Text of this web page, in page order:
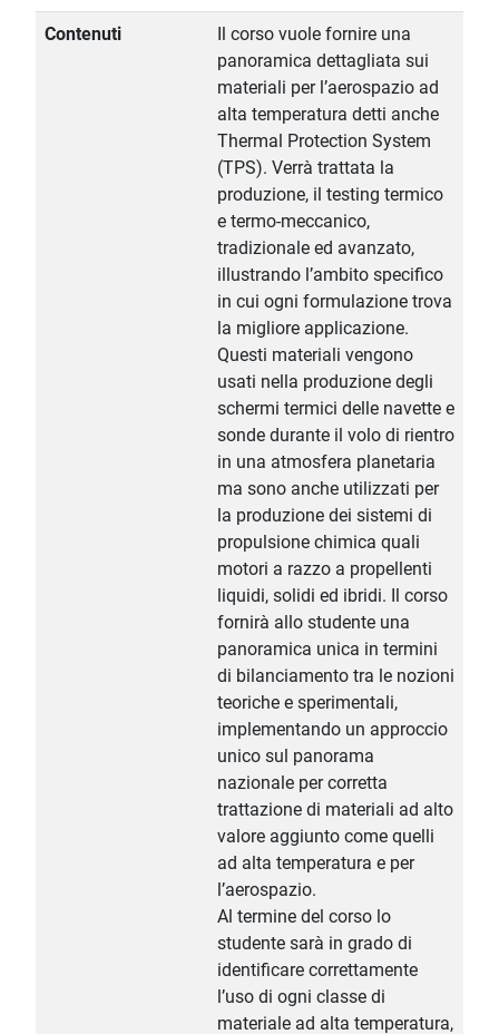
Contenuti
Il corso vuole fornire una
panoramica dettagliata sui
materiali per l’aerospazio ad
alta temperatura detti anche
Thermal Protection System
(TPS). Verrà trattata la
produzione, il testing termico
e termo-meccanico,
tradizionale ed avanzato,
illustrando l’ambito specifico
in cui ogni formulazione trova
la migliore applicazione.
Questi materiali vengono
usati nella produzione degli
schermi termici delle navette e
sonde durante il volo di rientro
in una atmosfera planetaria
ma sono anche utilizzati per
la produzione dei sistemi di
propulsione chimica quali
motori a razzo a propellenti
liquidi, solidi ed ibridi. Il corso
fornirà allo studente una
panoramica unica in termini
di bilanciamento tra le nozioni
teoriche e sperimentali,
implementando un approccio
unico sul panorama
nazionale per corretta
trattazione di materiali ad alto
valore aggiunto come quelli
ad alta temperatura e per
l’aerospazio.
Al termine del corso lo
studente sarà in grado di
identificare correttamente
l’uso di ogni classe di
materiale ad alta temperatura,